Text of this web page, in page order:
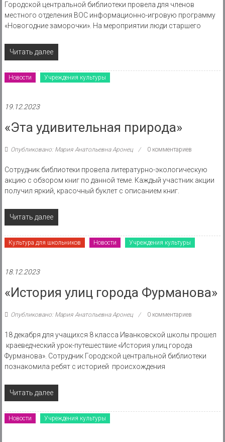
Городской центральной библиотеки провела для членов
местного отделения ВОС информационно-игровую программу
«Новогодние заморочки». На мероприятии люди старшего
Читать далее
Новости Учреждения культуры
19.12.2023
«Эта удивительная природа»
Опубликовано: Мария Анатольевна Аронец 0 комментариев
Сотрудник библиотеки провела литературно-экологическую
акцию с обзором книг по данной теме. Каждый участник акции
получил яркий, красочный буклет с описанием книг.
Читать далее
Культура для школьников Новости Учреждения культуры
18.12.2023
«История улиц города Фурманова»
Опубликовано: Мария Анатольевна Аронец 0 комментариев
18 декабря для учащихся 8 класса Иванковской школы прошел
краеведческий урок-путешествие «История улиц города
Фурманова». Сотрудник Городской центральной библиотеки
познакомила ребят с историей происхождения
Читать далее
Новости Учреждения культуры